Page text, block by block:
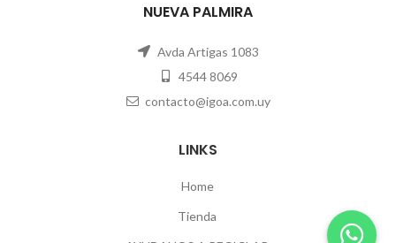
NUEVA PALMIRA
Avda Artigas 1083
4544 8069
contacto@igoa.com.uy
LINKS
Home
Tienda